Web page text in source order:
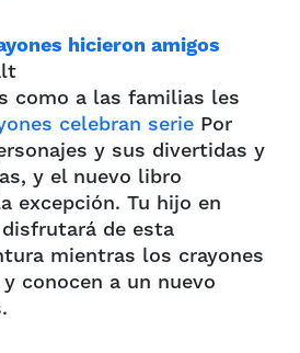
hicieron amigos
como a las familias les
celebran serie Por
y sus divertidas y
y el nuevo libro
excepción. Tu hijo en
de esta
mientras los crayones
conocen a un nuevo